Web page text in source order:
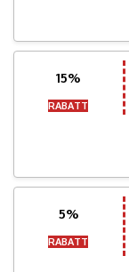
15%
RABATT
5%
RABATT